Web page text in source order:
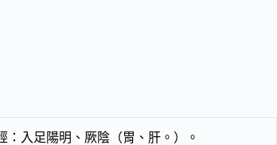
：入足陽明、厥陰（胃、肝。）。